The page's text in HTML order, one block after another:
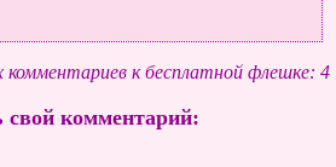
комментариев к бесплатной флешке: 4
свой комментарий: